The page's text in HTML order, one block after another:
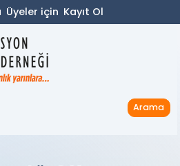
Üyeler için Kayıt Ol
Arama